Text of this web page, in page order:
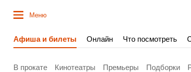
Меню
Афиша и билеты Онлайн Что посмотреть
В прокате Кинотеатры Премьеры Подборки